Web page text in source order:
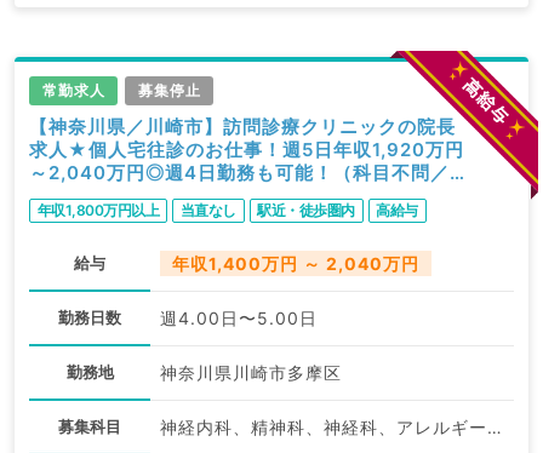
常勤求人 募集停止
【神奈川県／川崎市】訪問診療クリニックの院長
求人★個人宅往診のお仕事！週5日年収1,920万円
～2,040万円◎週4日勤務も可能！（科目不問／
常勤）
年収1,800万円以上 当直なし 駅近・徒歩圏内 高給与
給与 年収1,400万円 ～ 2,040万円
勤務日数 週4.00日〜5.00日
勤務地 神奈川県川崎市多摩区
募集科目 神経内科、精神科、神経科、アレルギー科、リウマチ科、小児科、整形外科、形成外科、美容外科、脳神経外科、呼吸器外科、心臓血管外科、小児外科、皮膚科、泌尿器科、産婦人科、産科、婦人科、眼科、耳鼻咽喉科、気管食道科、放射線科、リハビリテーション科、麻酔科、ペインクリニック、人工透析科、緩和ケア科、一般内科、循環器内科、呼吸器内科、消化器内科、内分泌・代謝内科、腎臓内科、老年内科、血液内科、外科系全般、一般外科、消化器外科、乳腺外科、総合診療科、美容皮膚科、健診・人間ドック、救急科・ＩＣＵ、病理科、基礎医学系、膠原病科、スポーツ整形外科、大腸・肛門外科、産業医、脊髄・脊椎外科